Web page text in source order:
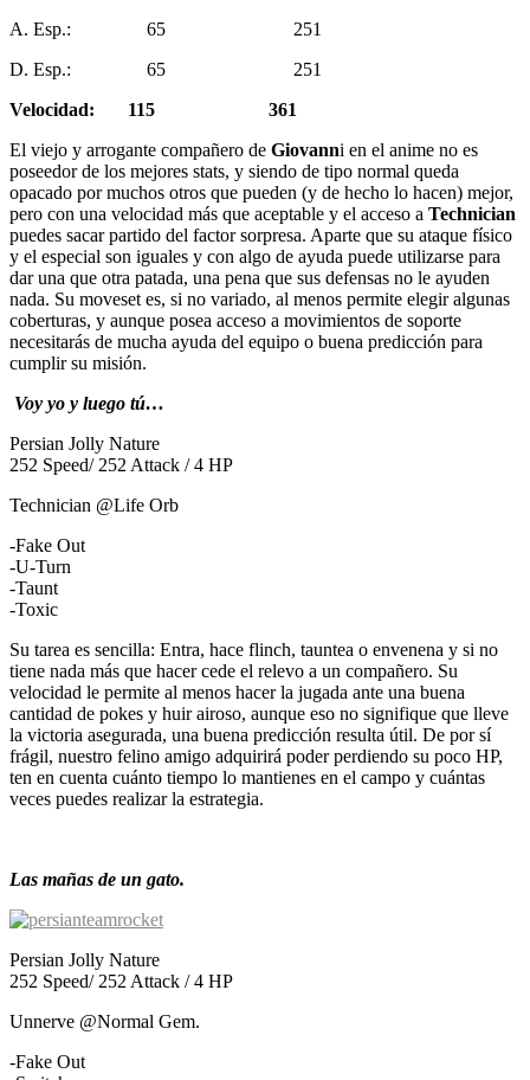
A. Esp.: 65 251
D. Esp.: 65 251
Velocidad: 115 361
El viejo y arrogante compañero de Giovanni en el anime no es
poseedor de los mejores stats, y siendo de tipo normal queda
opacado por muchos otros que pueden (y de hecho lo hacen) mejor,
pero con una velocidad más que aceptable y el acceso a Technician
puedes sacar partido del factor sorpresa. Aparte que su ataque físico
y el especial son iguales y con algo de ayuda puede utilizarse para
dar una que otra patada, una pena que sus defensas no le ayuden
nada. Su moveset es, si no variado, al menos permite elegir algunas
coberturas, y aunque posea acceso a movimientos de soporte
necesitarás de mucha ayuda del equipo o buena predicción para
cumplir su misión.
Voy yo y luego tú…
Persian Jolly Nature
252 Speed/ 252 Attack / 4 HP
Technician @Life Orb
-Fake Out
-U-Turn
-Taunt
-Toxic
Su tarea es sencilla: Entra, hace flinch, tauntea o envenena y si no
tiene nada más que hacer cede el relevo a un compañero. Su
velocidad le permite al menos hacer la jugada ante una buena
cantidad de pokes y huir airoso, aunque eso no signifique que lleve
la victoria asegurada, una buena predicción resulta útil. De por sí
frágil, nuestro felino amigo adquirirá poder perdiendo su poco HP,
ten en cuenta cuánto tiempo lo mantienes en el campo y cuántas
veces puedes realizar la estrategia.
Las mañas de un gato.
Persian Jolly Nature
252 Speed/ 252 Attack / 4 HP
Unnerve @Normal Gem.
-Fake Out